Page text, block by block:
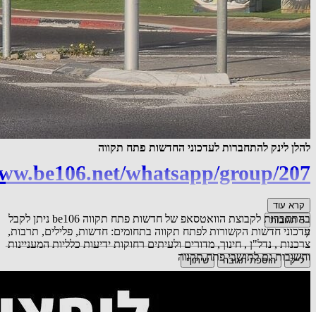
להלן לינק להתחברות לעדכוני החדשות פתח תקווה
whatsapp/group/207
בהתחברות לקבוצת הוואטסאפ של חדשות פתח תקווה be106 ניתן לקבל
עדכוני חדשות הקשורות לפתח תקווה בתחומים: חדשות, פלילים, תרבות,
צרכנות , נדל"ן , חינוך, מדורים ולעיתים רחוקות ידיעות כלליות המעניינות
וחשובות גם לתושבי פתח תקווה
קרא עוד
5תגובות
7
לייק הוספת תגובה שיתוף